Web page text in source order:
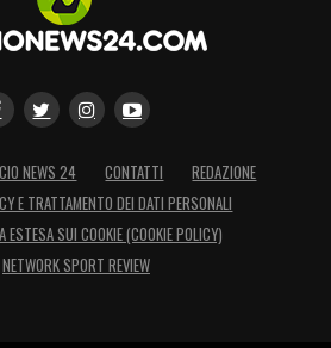
NEWS 24 CONTATTI
REDAZIONE
E TRATTAMENTO DEI DATI PERSONALI
ESTESA SUI COOKIE (COOKIE POLICY)
NETWORK SPORT REVIEW